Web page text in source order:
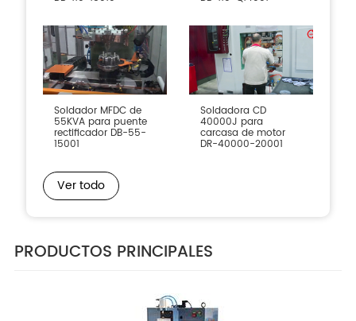
Soldador MFDC de
55KVA para puente
rectificador DB-55-
15001
Soldadora CD
40000J para
carcasa de motor
DR-40000-20001
Ver todo
PRODUCTOS PRINCIPALES